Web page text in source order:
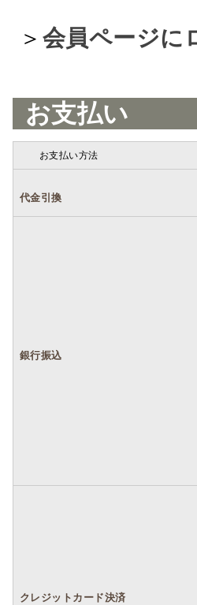
＞ 会員ページに
お支払い
お支払い方法
代金引換
銀行振込
クレジットカード決済